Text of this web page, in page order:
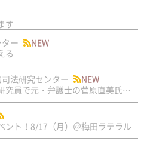
す
ー
NEW
る
法研究センター
NEW
治療的司法研究センター客員研究員で元・弁護士の菅原直美氏の論文が公刊されました
ント！8/17（月）＠梅田ラテラル